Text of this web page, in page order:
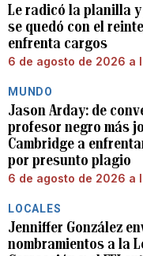
Le radicó la planilla
se quedó con el
enfrenta cargos
6 de agosto de 2026 a
MUNDO
Jason Arday: de
profesor negro más
Cambridge a
por presunto plagio
6 de agosto de 2026 a
LOCALES
Jenniffer González
nombramientos a la